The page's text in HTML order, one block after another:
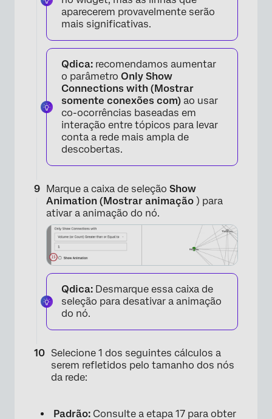
×
aparecerem provavelmente serão
mais significativas.
Qdica: recomendamos aumentar
o parâmetro Only Show
Connections with (Mostrar
somente conexões com) ao usar
co-ocorrências baseadas em
interação entre tópicos para levar
conta a rede mais ampla de
descobertas.
Marque a caixa de seleção Show
Animation (Mostrar animação ) para
ativar a animação do nó.
Qdica: Desmarque essa caixa de
seleção para desativar a animação
do nó.
Selecione 1 dos seguintes cálculos a
serem refletidos pelo tamanho dos nós
da rede:
Padrão: Consulte a etapa 17 para obter